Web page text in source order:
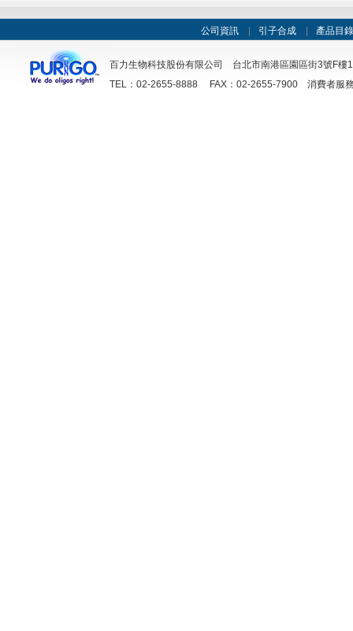
公司資訊 引子合成 產品目錄
百力生物科技股份有限公司 台北市南港區園
TEL：02-2655-8888 FAX：02-2655-7900 消費者